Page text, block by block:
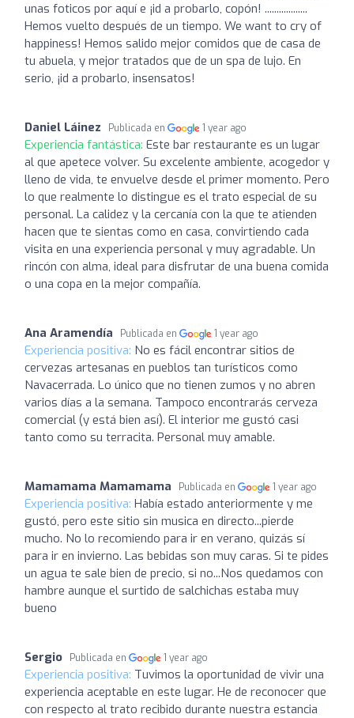
unas foticos por aquí e ¡id a probarlo, copón! ..................
Hemos vuelto después de un tiempo. We want to cry of
happiness! Hemos salido mejor comidos que de casa de
tu abuela, y mejor tratados que de un spa de lujo. En
serio, ¡id a probarlo, insensatos!
Daniel Láinez Publicada en 1 year ago
Experiencia fantástica: Este bar restaurante es un lugar
al que apetece volver. Su excelente ambiente, acogedor y
lleno de vida, te envuelve desde el primer momento. Pero
lo que realmente lo distingue es el trato especial de su
personal. La calidez y la cercanía con la que te atienden
hacen que te sientas como en casa, convirtiendo cada
visita en una experiencia personal y muy agradable. Un
rincón con alma, ideal para disfrutar de una buena comida
o una copa en la mejor compañía.
Ana Aramendía Publicada en 1 year ago
Experiencia positiva: No es fácil encontrar sitios de
cervezas artesanas en pueblos tan turísticos como
Navacerrada. Lo único que no tienen zumos y no abren
varios días a la semana. Tampoco encontrarás cerveza
comercial (y está bien así). El interior me gustó casi
tanto como su terracita. Personal muy amable.
Mamamama Mamamama Publicada en 1 year ago
Experiencia positiva: Había estado anteriormente y me
gustó, pero este sitio sin musica en directo...pierde
mucho. No lo recomiendo para ir en verano, quizás sí
para ir en invierno. Las bebidas son muy caras. Si te pides
un agua te sale bien de precio, si no...Nos quedamos con
hambre aunque el surtido de salchichas estaba muy
bueno
Sergio Publicada en 1 year ago
Experiencia positiva: Tuvimos la oportunidad de vivir una
experiencia aceptable en este lugar. He de reconocer que
con respecto al trato recibido durante nuestra estancia